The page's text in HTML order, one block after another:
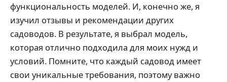
функциональность моделей. И, конечно же, я
изучил отзывы и рекомендации других
садоводов. В результате, я выбрал модель,
которая отлично подходила для моих нужд и
условий. Помните, что каждый садовод имеет
свои уникальные требования, поэтому важно